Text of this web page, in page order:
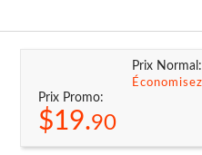
Prix
Prix Promo:
$19.90